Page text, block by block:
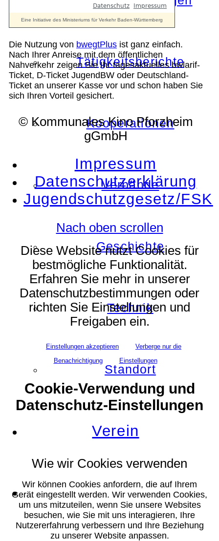
Tätigkeitsberichte
Kooperationen
Verbände
Geschichte
Technik
Standort
Verein
Suche
Die Nutzung von bwegtPlus ist ganz einfach.
Nach Ihrer Anreise mit dem öffentlichen
Nahverkehr zeigen Sie Ihr tagesaktuelles bwlarif-
Ticket, D-Ticket JugendBW oder Deutschland-
Ticket an unserer Kasse vor und schon haben Sie
sich Ihren Vorteil gesichert.
© Kommunales Kino Pforzheim
gGmbH
Impressum
Datenschutzerklärung
Jugendschutzgesetz/FSK
Nach oben scrollen
Diese Website nutzt Cookies für
bestmögliche Funktionalität.
Erfahren Sie mehr in unserer
Datenschutzbestimmungen oder
richten Sie Einstellungen und
Freigaben ein.
Einstellungen akzeptieren
Verberge nur die
Benachrichtigung
Einstellungen
Cookie-Verwendung und
Datenschutz-Einstellungen
Wie wir Cookies verwenden
Wir können Cookies anfordern, die auf Ihrem
Gerät eingestellt werden. Wir verwenden Cookies,
um uns mitzuteilen, wenn Sie unsere Websites
besuchen, wie Sie mit uns interagieren, Ihre
Nutzererfahrung verbessern und Ihre Beziehung
zu unserer Website anpassen.